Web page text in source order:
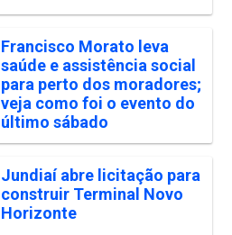
Francisco Morato leva
saúde e assistência social
para perto dos moradores;
veja como foi o evento do
último sábado
Jundiaí abre licitação para
construir Terminal Novo
Horizonte